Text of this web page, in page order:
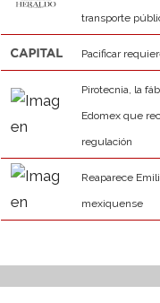
transporte
Pacificar
Pirotecnia, la
Edomex que
regulación
Reaparece
mexiquense